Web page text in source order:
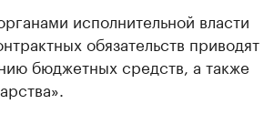
исполнительной власти
обязательств приводят
бюджетных средств, а также